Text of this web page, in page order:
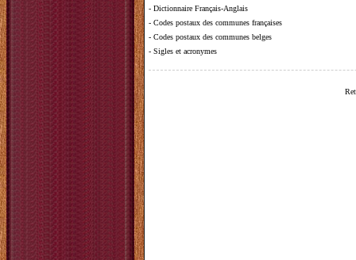
- Dictionnaire Français-Anglais
- Codes postaux des communes françaises
- Codes postaux des communes belges
- Sigles et acronymes